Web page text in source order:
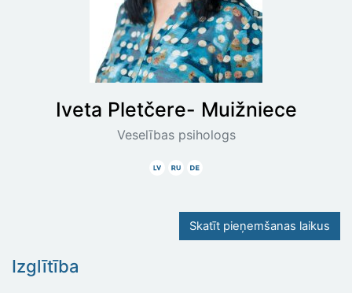
Iveta Pletčere- Muižniece
Veselības psihologs
Latviski
Krieviski
Vāciski
Skatīt pieņemšanas laikus
Izglītība